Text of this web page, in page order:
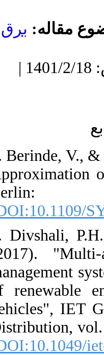
مقاله:برق و
دریافت: 1400/12/1 | پذیرش: 1401/2/18 |
1. Berinde, V.,
[DOI:10.1109/
2. Divshali,
(2017).
management
of renewable
vehicles", IET
Distribution,
[DOI:10.1049/